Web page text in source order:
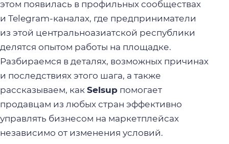
этом появилась в профильных сообществах
и Telegram-каналах, где предприниматели
из этой центральноазиатской республики
делятся опытом работы на площадке.
Разбираемся в деталях, возможных причинах
и последствиях этого шага, а также
рассказываем, как Selsup помогает
продавцам из любых стран эффективно
управлять бизнесом на маркетплейсах
независимо от изменения условий.